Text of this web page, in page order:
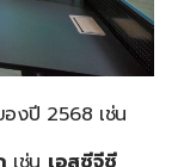
งปี 2568 เช่น